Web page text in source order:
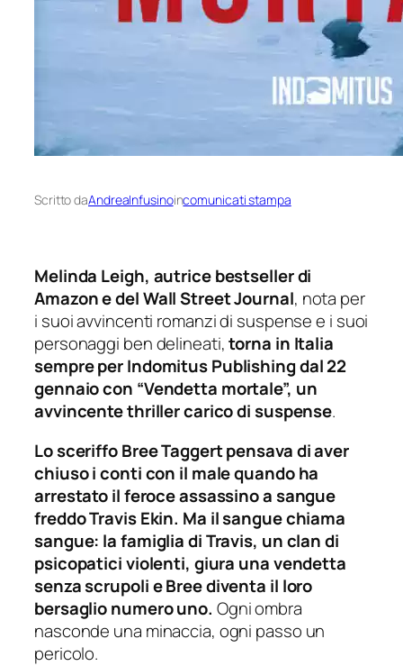
Scritto daAndreaInfusinoincomunicati stampa
Melinda Leigh, autrice bestseller di
Amazon e del Wall Street Journal, nota per
i suoi avvincenti romanzi di suspense e i suoi
personaggi ben delineati,torna in Italia
sempre per Indomitus Publishing dal 22
gennaio con “Vendetta mortale”, un
avvincente thriller carico di suspense.
Lo sceriffo Bree Taggert pensava di aver
chiuso i conti con il male quando ha
arrestato il feroce assassino a sangue
freddo Travis Ekin. Ma il sangue chiama
sangue: la famiglia di Travis, un clan di
psicopatici violenti, giura una vendetta
senza scrupoli e Bree diventa il loro
bersaglio numero uno. Ogni ombra
nasconde una minaccia, ogni passo un
pericolo.